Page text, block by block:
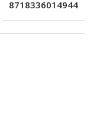
8718336014944